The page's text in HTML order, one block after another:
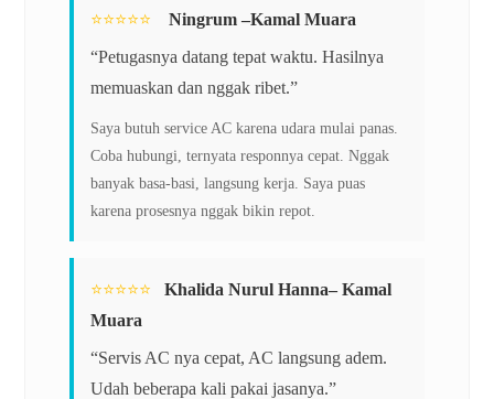
⭐️⭐️⭐️⭐️⭐️
Ningrum –Kamal Muara
“Petugasnya datang tepat waktu. Hasilnya
memuaskan dan nggak ribet.”
Saya butuh service AC karena udara mulai panas.
Coba hubungi, ternyata responnya cepat. Nggak
banyak basa-basi, langsung kerja. Saya puas
karena prosesnya nggak bikin repot.
⭐️⭐️⭐️⭐️⭐️
Khalida Nurul Hanna– Kamal
Muara
“Servis AC nya cepat, AC langsung adem.
Udah beberapa kali pakai jasanya.”